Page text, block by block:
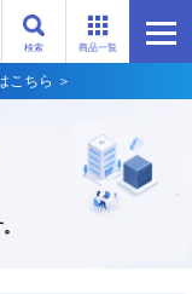
商品一覧
検索
こちら ＞